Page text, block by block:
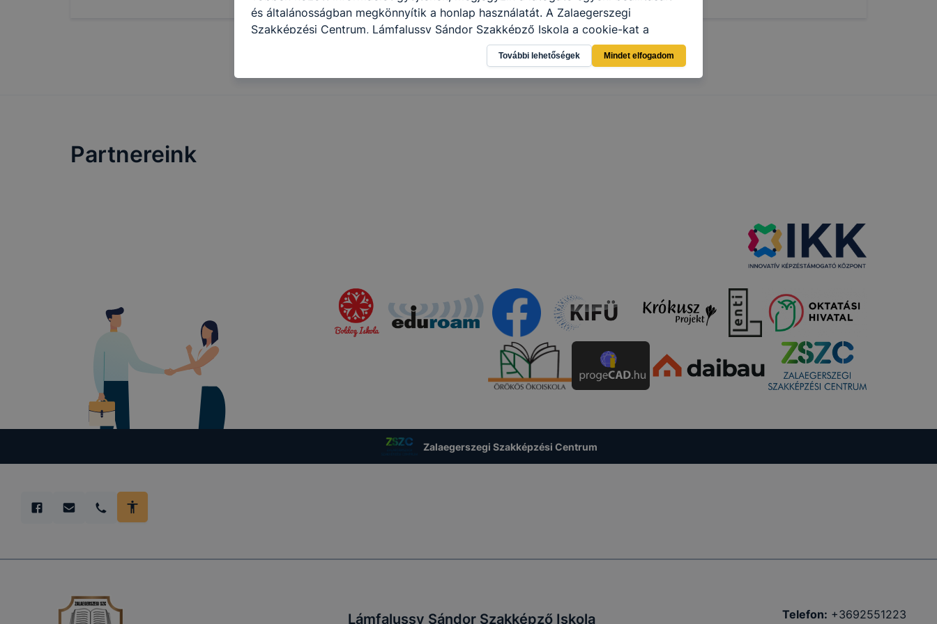
Partnereink
Zalaegerszegi Szakképzési Centrum
Lámfalussy Sándor Szakképző Iskola Telefon: +3692551223
és általánosságban megkönnyítik a honlap használatát. A Zalaegerszegi
Szakképzési Centrum, Lámfalussy Sándor Szakképző Iskola a cookie-kat a
következő célokból használja: információ gyűjtése azzal kapcsolatban, hogyan
használja Ön a honlapot -annak felmérésével, hogy a honlap melyik részeit
látogatja, vagy használja leginkább, így megtudhatjuk, hogyan biztosítsunk Önnek
További lehetőségek Mindet elfogadom